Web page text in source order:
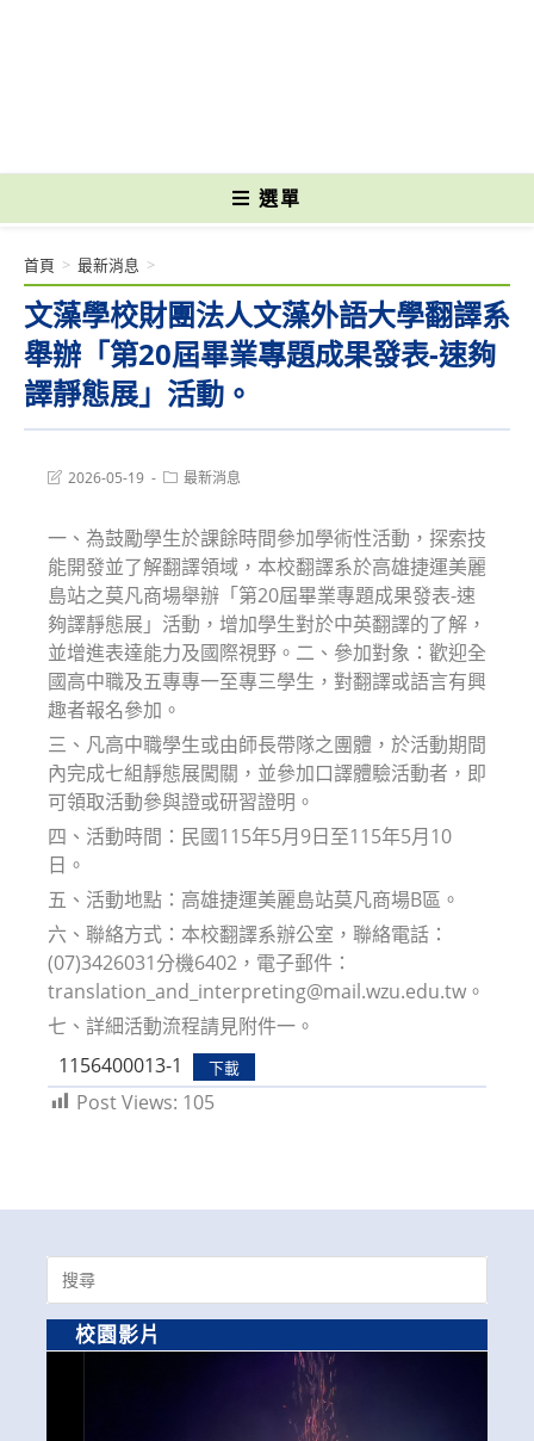
選單
文藻學校財團法人文藻外語大學翻譯系
舉辦「第20屆畢業專題成果發表-速夠
譯靜態展」活動。
首頁 > 最新消息 >
Post2026-05-19
Post最新消息
一、為鼓勵學生於課餘時間參加學術性活動，探索技
能開發並了解翻譯領域，本校翻譯系於高雄捷運美麗
島站之莫凡商場舉辦「第20屆畢業專題成果發表-速
夠譯靜態展」活動，增加學生對於中英翻譯的了解，
並增進表達能力及國際視野。二、參加對象：歡迎全
國高中職及五專專一至專三學生，對翻譯或語言有興
趣者報名參加。
三、凡高中職學生或由師長帶隊之團體，於活動期間
內完成七組靜態展闖關，並參加口譯體驗活動者，即
可領取活動參與證或研習證明。
四、活動時間：民國115年5月9日至115年5月10
日。
五、活動地點：高雄捷運美麗島站莫凡商場B區。
六、聯絡方式：本校翻譯系辦公室，聯絡電話：
(07)3426031分機6402，電子郵件：
translation_and_interpreting@mail.wzu.edu.tw。
七、詳細活動流程請見附件一。
1156400013-1
下載
Post Views: 105
Search
for:
校園影片